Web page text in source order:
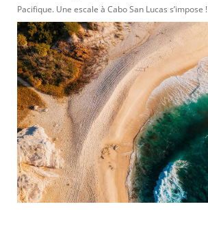
Pacifique. Une escale à Cabo San Lucas s’impose !